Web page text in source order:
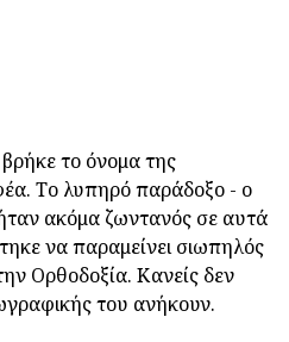
βρήκε το όνομα της
Το λυπηρό παράδοξο - ο
ακόμα ζωντανός σε αυτά
να παραμείνει σιωπηλός
Ορθοδοξία. Κανείς δεν
του ανήκουν.